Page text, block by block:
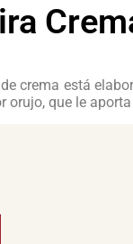
crema está
orujo, que le